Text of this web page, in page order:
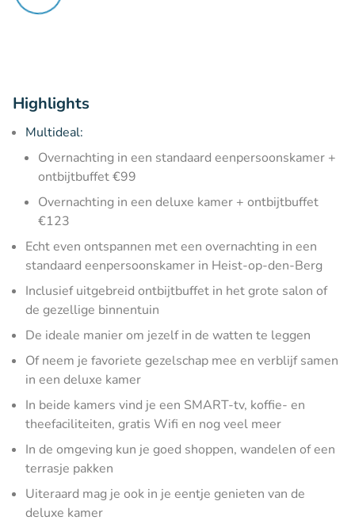
Highlights
Multideal:
Overnachting in een standaard eenpersoonskamer +
ontbijtbuffet €99
Overnachting in een deluxe kamer + ontbijtbuffet
€123
Echt even ontspannen met een overnachting in een
standaard eenpersoonskamer in Heist-op-den-Berg
Inclusief uitgebreid ontbijtbuffet in het grote salon of
de gezellige binnentuin
De ideale manier om jezelf in de watten te leggen
Of neem je favoriete gezelschap mee en verblijf samen
in een deluxe kamer
In beide kamers vind je een SMART-tv, koffie- en
theefaciliteiten, gratis Wifi en nog veel meer
In de omgeving kun je goed shoppen, wandelen of een
terrasje pakken
Uiteraard mag je ook in je eentje genieten van de
deluxe kamer